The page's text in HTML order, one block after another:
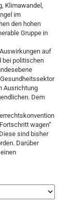
Klimawandel,
im
den hohen
Gruppe in
auf
bei politischen
Ausrichtung
Dem
wagen“
sind bisher
Darüber